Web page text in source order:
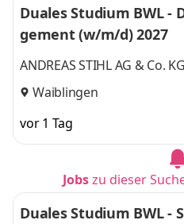
Duales Studium BWL -
gement (w/m/d) 2027
ANDREAS STIHL AG & Co. KG
Waiblingen
vor 1 Tag
Jobszu dieser
Duales Studium BWL -